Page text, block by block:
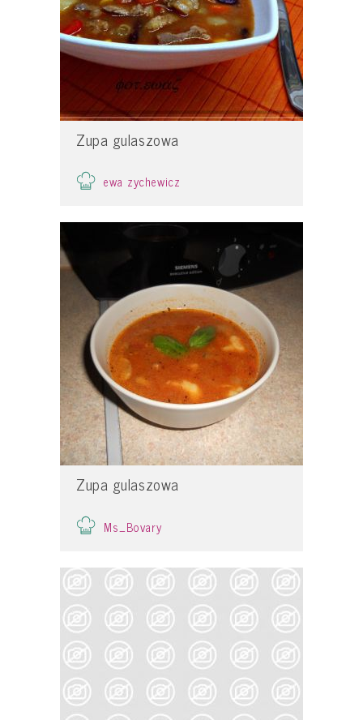
Zupa gulaszowa
ewa zychewicz
Zupa gulaszowa
Ms_Bovary